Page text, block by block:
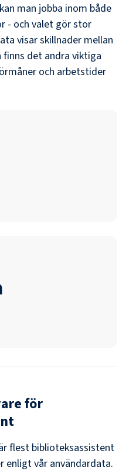
kan man jobba inom både
- och valet gör stor
visar skillnader mellan
finns det andra viktiga
och arbetstider
för
flest biblioteksassistent
enligt vår användardata.